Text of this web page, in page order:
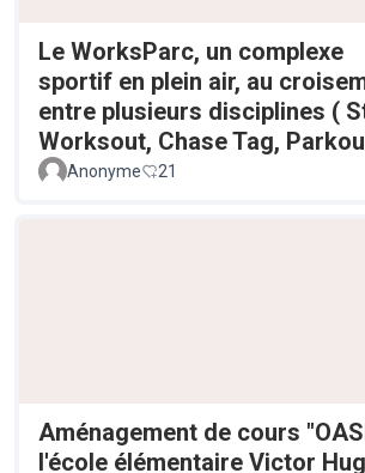
Le WorksParc, un complexe
sportif en plein air, au
entre plusieurs disciplines (
Worksout, Chase Tag,
Anonyme 21
Aménagement de cours
l'école élémentaire Victor